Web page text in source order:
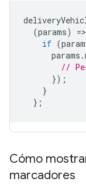
(params) =>
if (
params .
//
});
}
};
Cómo
marcadores